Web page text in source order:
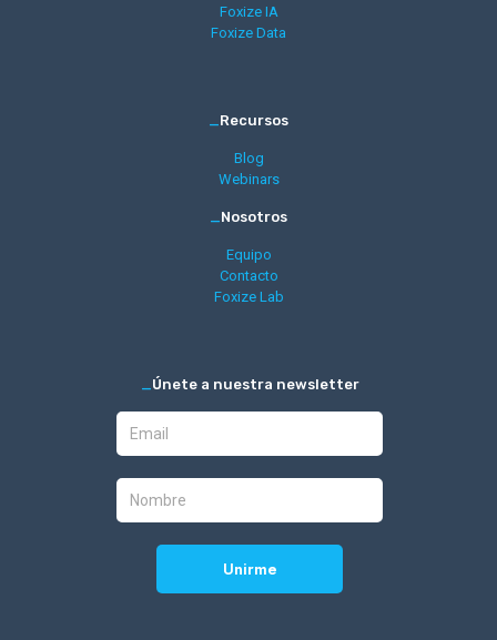
Foxize IA
Foxize Data
Recursos
Blog
Webinars
Nosotros
Equipo
Contacto
Foxize Lab
Únete a nuestra newsletter